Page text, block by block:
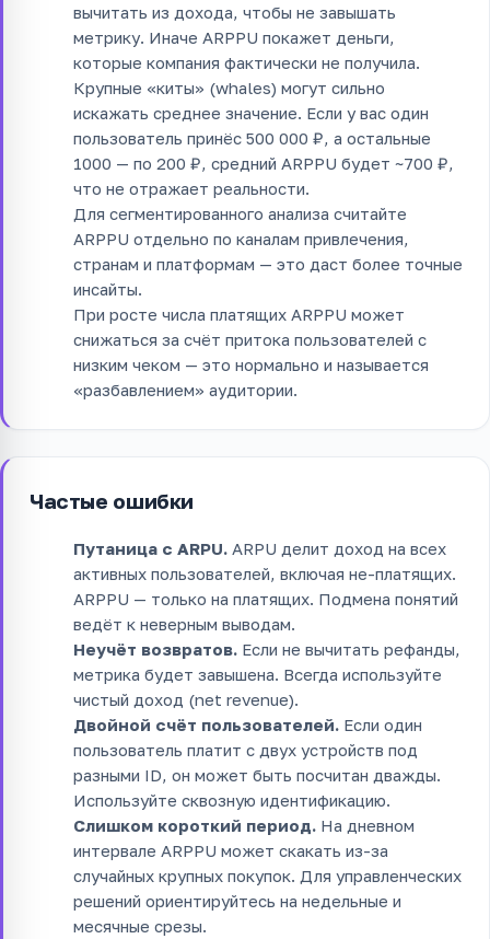
вычитать из дохода, чтобы не завышать
метрику. Иначе ARPPU покажет деньги,
которые компания фактически не получила.
Крупные «киты» (whales) могут сильно
искажать среднее значение. Если у вас один
пользователь принёс 500 000 ₽, а остальные
1000 — по 200 ₽, средний ARPPU будет ~700 ₽,
что не отражает реальности.
Для сегментированного анализа считайте
ARPPU отдельно по каналам привлечения,
странам и платформам — это даст более точные
инсайты.
При росте числа платящих ARPPU может
снижаться за счёт притока пользователей с
низким чеком — это нормально и называется
«разбавлением» аудитории.
Частые ошибки
Путаница с ARPU. ARPU делит доход на всех
активных пользователей, включая не-платящих.
ARPPU — только на платящих. Подмена понятий
ведёт к неверным выводам.
Неучёт возвратов. Если не вычитать рефанды,
метрика будет завышена. Всегда используйте
чистый доход (net revenue).
Двойной счёт пользователей. Если один
пользователь платит с двух устройств под
разными ID, он может быть посчитан дважды.
Используйте сквозную идентификацию.
Слишком короткий период. На дневном
интервале ARPPU может скакать из-за
случайных крупных покупок. Для управленческих
решений ориентируйтесь на недельные и
месячные срезы.